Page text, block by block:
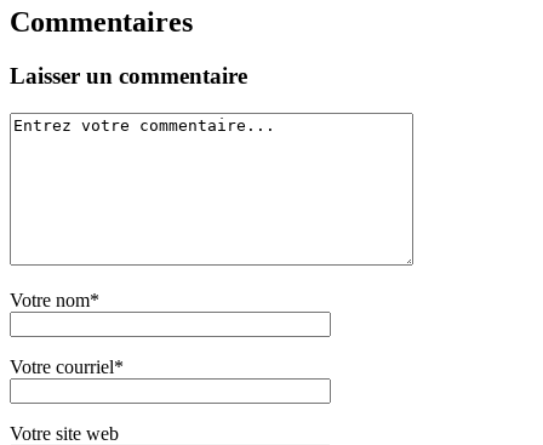
Commentaires
Laisser un commentaire
Votre nom*
Votre courriel*
Votre site web